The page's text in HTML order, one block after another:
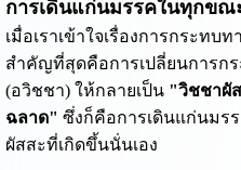
การเดินแก่นมรรคในทุกขณ
เมื่อเราเข้าใจเรื่องการกระท
สำคัญที่สุดคือการเปลี่ยนการก
(อวิชชา) ให้กลายเป็น "วิชชาผั
ฉลาด" ซึ่งก็คือการเดินแก่นมร
ผัสสะที่เกิดขึ้นนั่นเอง